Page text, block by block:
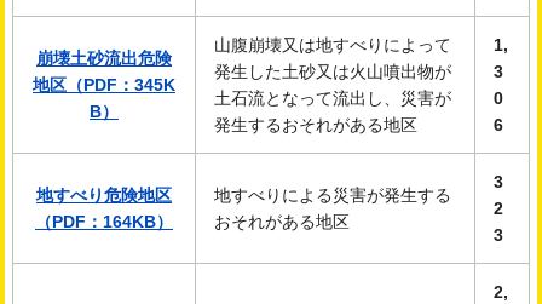
崩壊土砂流出危険
地区（PDF：345K
B）
山腹崩壊又は地すべりによって
発生した土砂又は火山噴出物が
土石流となって流出し、災害が
発生するおそれがある地区
1,
3
0
6
地すべり危険地区
（PDF：164KB）
地すべりによる災害が発生する
おそれがある地区
3
2
3
2,